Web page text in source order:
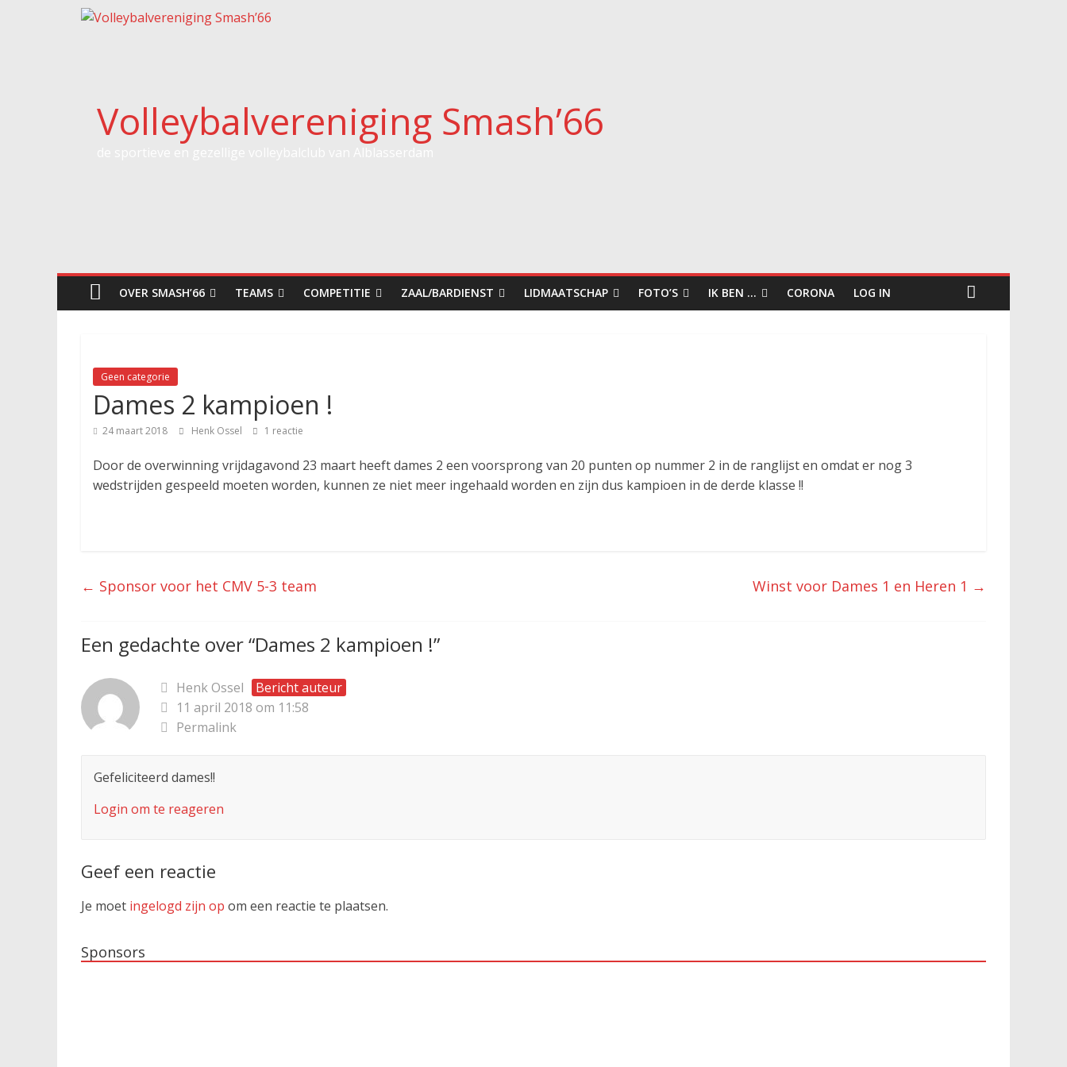
Spring
Volleybalvereniging Smash’66
OVER SMASH’66 TEAMS COMPETITIE ZAAL/BARDIENST LIDMAATSCHAP FOTO’S IK BEN … CORONA LOG IN
Geen categorie
Dames 2 kampioen !
24 maart 2018 Henk Ossel 1 reactie
Door de overwinning vrijdagavond 23 maart heeft dames 2 een voorsprong van 20 punten op nummer 2 in de ranglijst en omdat er nog 3
wedstrijden gespeeld moeten worden, kunnen ze niet meer ingehaald worden en zijn dus kampioen in de derde klasse !!
← Sponsor voor het CMV 5-3 team Winst voor Dames 1 en Heren 1 →
Een gedachte over “Dames 2 kampioen !”
Henk Ossel
Bericht auteur
11 april 2018 om 11:58
Permalink
Gefeliciteerd dames!!
Login om te reageren
Geef een reactie
Je moet ingelogd zijn op om een reactie te plaatsen.
Sponsors